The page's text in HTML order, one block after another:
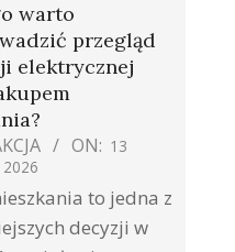
warto
przegląd
elektrycznej
ON: 13
2026
to jedna z
decyzji w